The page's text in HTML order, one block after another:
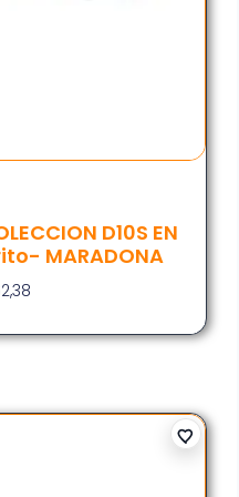
D10S EN
MARADONA